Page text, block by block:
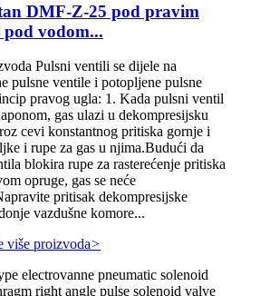
DMF-Z-25 pod pravim
vodom...
Pulsni ventili se dijele na
pulsne ventile i potopljene pulsne
pravog ugla: 1. Kada pulsni ventil
gas ulazi u dekompresijsku
cevi konstantnog pritiska gornje i
i rupe za gas u njima.Budući da
blokira rupe za rasterećenje pritiska
opruge, gas se neće
pritisak dekompresijske
vazdušne komore...
više proizvoda>